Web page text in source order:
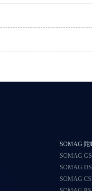
SOMAG 陀
SOMAG
SOMAG
SOMAG